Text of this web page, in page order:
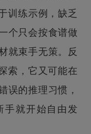
训练示例，缺乏
个只会按食谱做
就束手无策。反
索，它又可能在
误的推理习惯，
手就开始自由发